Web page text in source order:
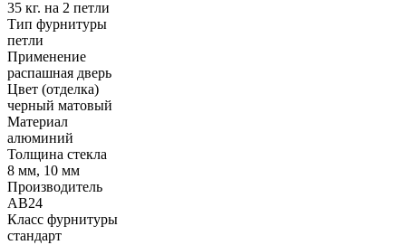
35 кг. на 2 петли
Тип фурнитуры
петли
Применение
распашная дверь
Цвет (отделка)
черный матовый
Материал
алюминий
Толщина стекла
8 мм, 10 мм
Производитель
АВ24
Класс фурнитуры
стандарт